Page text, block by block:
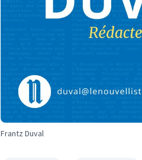
Frantz Duval